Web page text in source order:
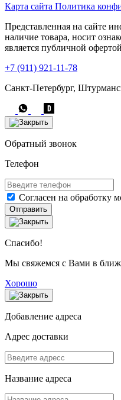
Карта сайта Политика
Представленная на сайте
наличие товара, носит
является публичной офертой
+7 (911) 921-11-78
Санкт-Петербург,
Обратный звонок
Телефон
Согласен на обработку
Отправить
Спасибо!
Мы свяжемся с Вами в
Хорошо
Добавление адреса
Адрес доставки
Название адреса